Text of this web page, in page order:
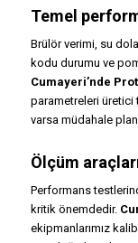
Temel
Brülör verimi, su
kodu durumu ve
Cumayeri’nde
parametreleri üretici
varsa müdahale
Ölçüm
Performans
kritik önemdedir.
ekipmanlarımız